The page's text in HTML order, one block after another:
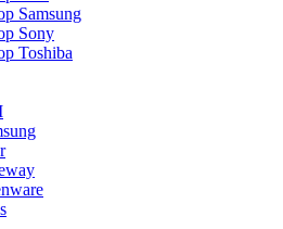
Samsung
Sony
Toshiba